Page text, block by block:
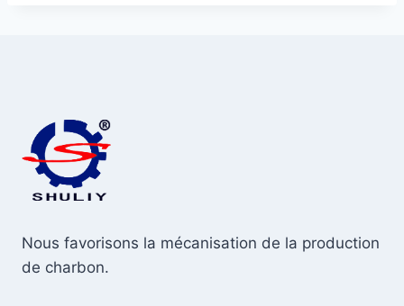
Nous favorisons la mécanisation de la production
de charbon.